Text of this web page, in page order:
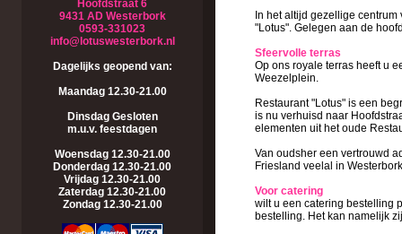
Hoofdstraat 6
9431 AD Westerbork
0593-331023
info@lotuswesterbork.nl
Dagelijks geopend van:
Maandag 12.30-21.00
Dinsdag Gesloten
m.u.v. feestdagen
Woensdag 12.30-21.00
Donderdag 12.30-21.00
Vrijdag 12.30-21.00
Zaterdag 12.30-21.00
Zondag 12.30-21.00
In het altijd gezellige
"Lotus". Gelegen aan de
Sfeervolle terras
Op ons royale terras heeft u
Weezelplein.
Restaurant "Lotus" is een
is nu verhuisd naar
elementen uit het oude
Van oudsher een vertrouwd
Friesland veelal in
Voor catering
wilt u een catering bestelling
bestelling. Het kan namelijk